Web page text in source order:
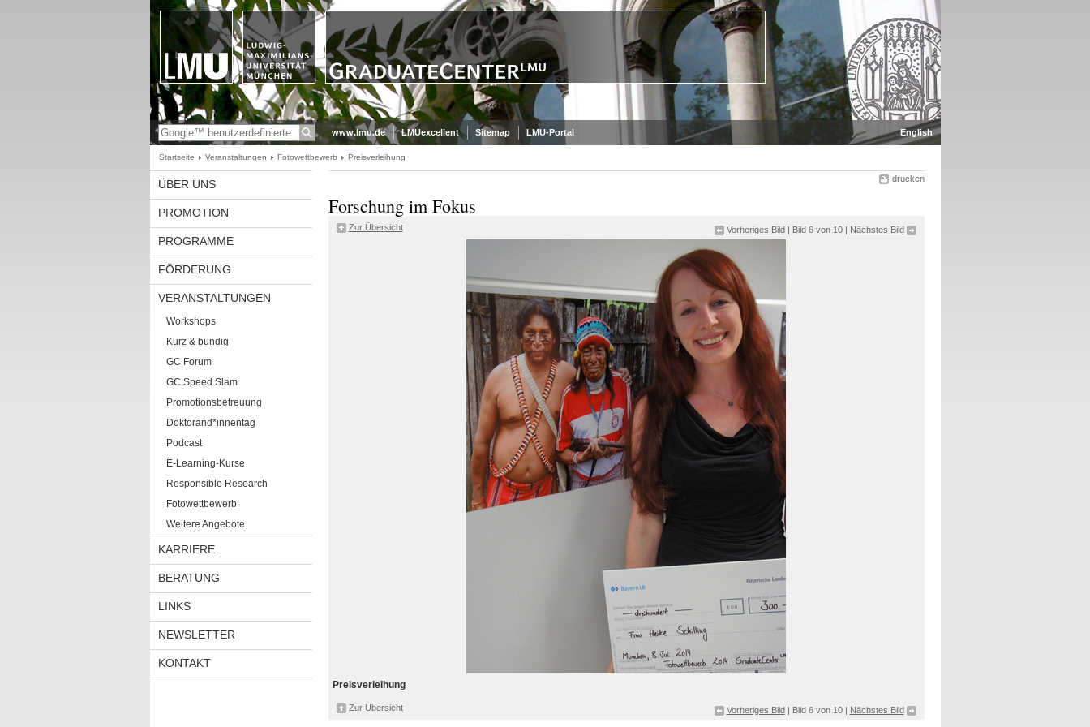
www.lmu.de LMUexcellent Sitemap LMU-Portal English
Startseite Veranstaltungen Fotowettbewerb Preisverleihung
ÜBER UNS
PROMOTION
PROGRAMME
FÖRDERUNG
VERANSTALTUNGEN
Workshops
Kurz & bündig
GC Forum
GC Speed Slam
Promotionsbetreuung
Doktorand*innentag
Podcast
E-Learning-Kurse
Responsible Research
Fotowettbewerb
Weitere Angebote
KARRIERE
BERATUNG
LINKS
NEWSLETTER
KONTAKT
drucken
Forschung im Fokus
Vorheriges Bild | Bild 6 von 10 | Nächstes Bild
Zur Übersicht
Preisverleihung
Vorheriges Bild | Bild 6 von 10 | Nächstes Bild
Zur Übersicht